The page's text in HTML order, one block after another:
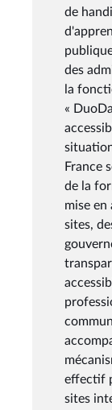
de
des
la
«
France
de la
mise en
sites,
effectif
sites